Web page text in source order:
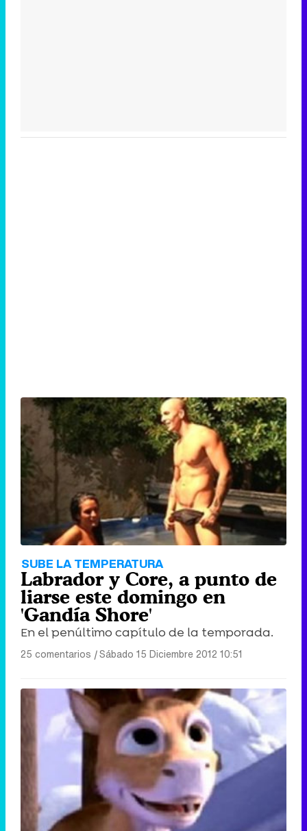
SUBE LA TEMPERATURA
Labrador y Core, a punto de
liarse este domingo en
'Gandía Shore'
En el penúltimo capítulo de la temporada.
25 comentarios |Sábado 15 Diciembre 2012 10:51